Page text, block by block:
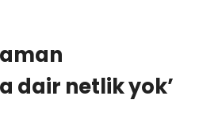
dair netlik yok’